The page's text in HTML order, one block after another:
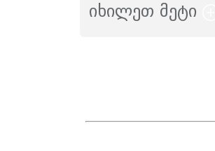
ამ სიმპტომების
გამომწვევ ყველაზე
იხილეთ მეტი